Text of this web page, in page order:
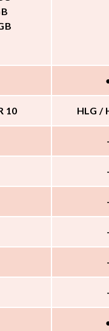
10 HLG /
-
-
-
-
-
-